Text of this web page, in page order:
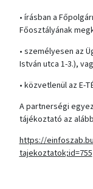
• írásban a
Főosztályának
• személyesen az
István utca 1-3.),
• közvetlenül az E-
A partnerségi
tájékoztató az
https://
tajekoztatok;id=755